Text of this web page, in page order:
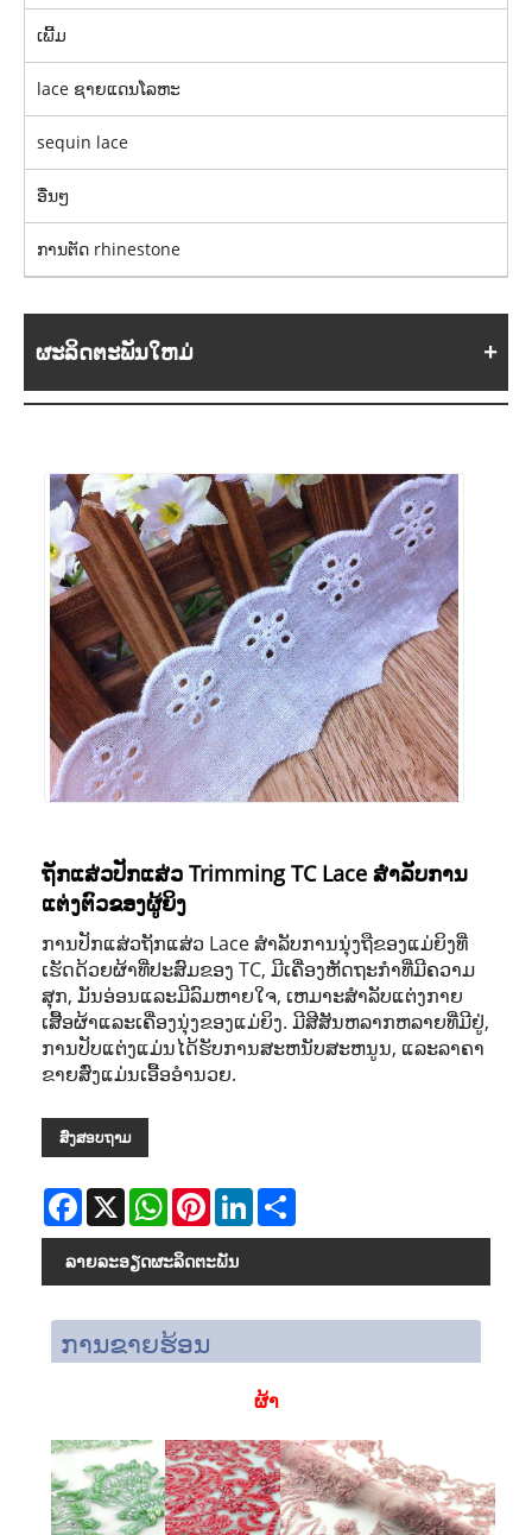
ເພີ້ມ
lace ຊາຍແດນໂລຫະ
sequin lace
ອື່ນໆ
ການຕັດ rhinestone
ຜະລິດຕະພັນໃຫມ່
ຖັກແສ່ວປັກແສ່ວ Trimming TC Lace ສໍາລັບການ
ແຕ່ງຕົວຂອງຜູ້ຍິງ
ການປັກແສ່ວຖັກແສ່ວ Lace ສໍາລັບການນຸ່ງຖືຂອງແມ່ຍິງທີ່
ເຮັດດ້ວຍຜ້າທີ່ປະສົມຂອງ TC, ມີເຄື່ອງຫັດຖະກໍາທີ່ມີຄວາມ
ສຸກ, ມັນອ່ອນແລະມີລົມຫາຍໃຈ, ເຫມາະສໍາລັບແຕ່ງກາຍ
ເສື້ອຜ້າແລະເຄື່ອງນຸ່ງຂອງແມ່ຍິງ. ມີສີສັນຫລາກຫລາຍທີ່ມີຢູ່,
ການປັບແຕ່ງແມ່ນໄດ້ຮັບການສະຫນັບສະຫນູນ, ແລະລາຄາ
ຂາຍສົ່ງແມ່ນເອື້ອອໍານວຍ.
ສົ່ງສອບຖາມ
Facebook
X WhatsAppPinterestLinkedIn
ລາຍ​ລະ​ອຽດ​ຜະ​ລິດ​ຕະ​ພັນ
ການຂາຍຮ້ອນ
ຜ້າ